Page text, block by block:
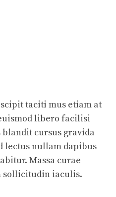
taciti mus etiam at
libero facilisi
cursus gravida
lectus nullam dapibus
Massa curae
iaculis.